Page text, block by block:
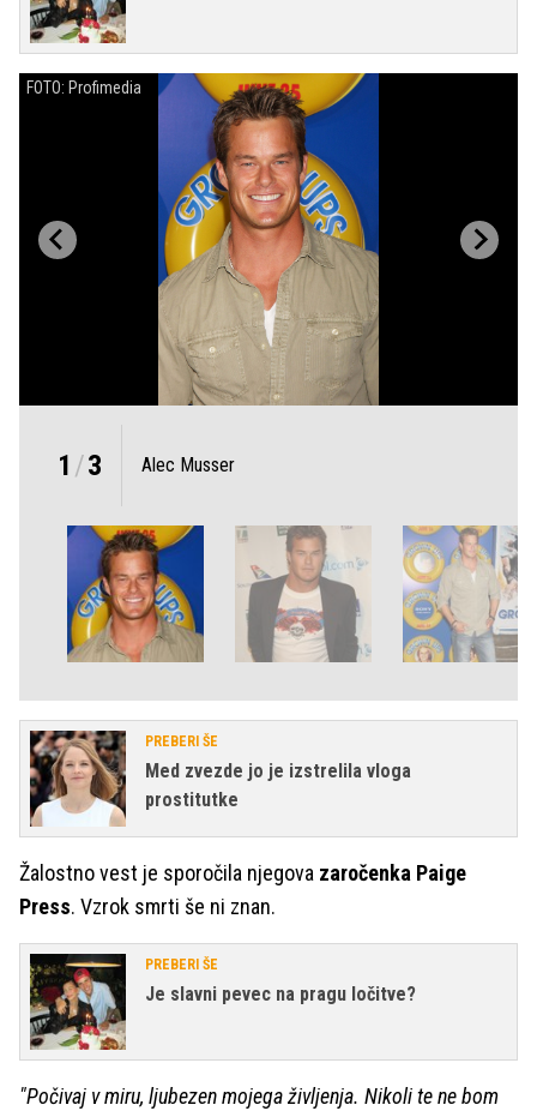
FOTO: Profimedia
1 /3 Alec Musser
PREBERI ŠE
Med zvezde jo je izstrelila vloga
prostitutke
Žalostno vest je sporočila njegova zaročenka Paige
Press. Vzrok smrti še ni znan.
PREBERI ŠE
Je slavni pevec na pragu ločitve?
"Počivaj v miru, ljubezen mojega življenja. Nikoli te ne bom